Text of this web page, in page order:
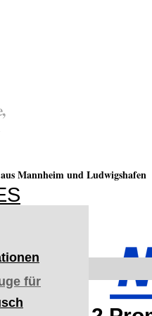
Mannheim und Ludwigshafen
für